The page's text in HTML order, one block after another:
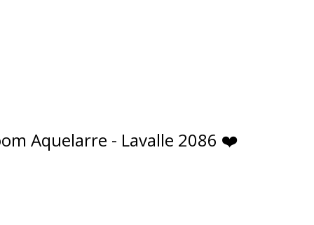
Aquelarre - Lavalle 2086 ❤️